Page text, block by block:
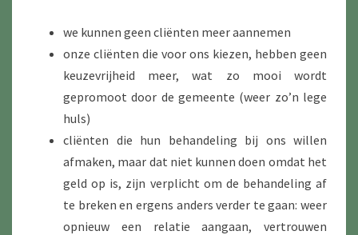
we kunnen geen cliënten meer aannemen
onze cliënten die voor ons kiezen, hebben geen
keuzevrijheid meer, wat zo mooi wordt
gepromoot door de gemeente (weer zo’n lege
huls)
cliënten die hun behandeling bij ons willen
afmaken, maar dat niet kunnen doen omdat het
geld op is, zijn verplicht om de behandeling af
te breken en ergens anders verder te gaan: weer
opnieuw een relatie aangaan, vertrouwen